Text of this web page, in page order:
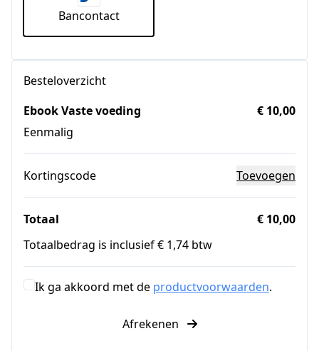
Bancontact
Besteloverzicht
Ebook Vaste voeding
Eenmalig
€ 10,00
Kortingscode Toevoegen
Totaal
€ 10,00
Totaalbedrag is inclusief € 1,74 btw
Ik ga akkoord met de productvoorwaarden.
Afrekenen